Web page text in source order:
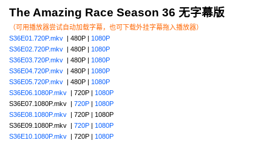
The Amazing Race Season 36 无字幕版
（可用播放器尝试自动加载字幕，也可下载外挂字幕拖入播放器）
S36E01.720P.mkv | 480P | 1080P
S36E02.720P.mkv | 480P | 1080P
S36E03.720P.mkv | 480P | 1080P
S36E04.720P.mkv | 480P | 1080P
S36E05.720P.mkv | 480P | 1080P
S36E06.1080P.mkv | 720P | 1080P
S36E07.1080P.mkv | 720P
1080P
S36E08.1080P.mkv | 720P | 1080P
S36E09.1080P.mkv | 720P
1080P
S36E10.1080P.mkv | 720P | 1080P